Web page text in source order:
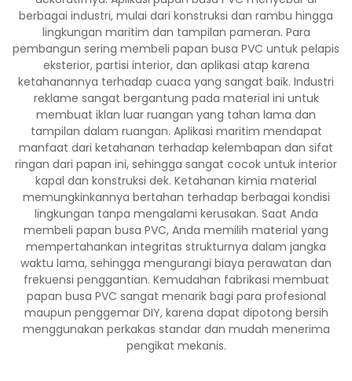
berbagai industri, mulai dari konstruksi dan rambu hingga
lingkungan maritim dan tampilan pameran. Para
pembangun sering membeli papan busa PVC untuk pelapis
eksterior, partisi interior, dan aplikasi atap karena
ketahanannya terhadap cuaca yang sangat baik. Industri
reklame sangat bergantung pada material ini untuk
membuat iklan luar ruangan yang tahan lama dan
tampilan dalam ruangan. Aplikasi maritim mendapat
manfaat dari ketahanan terhadap kelembapan dan sifat
ringan dari papan ini, sehingga sangat cocok untuk interior
kapal dan konstruksi dek. Ketahanan kimia material
memungkinkannya bertahan terhadap berbagai kondisi
lingkungan tanpa mengalami kerusakan. Saat Anda
membeli papan busa PVC, Anda memilih material yang
mempertahankan integritas strukturnya dalam jangka
waktu lama, sehingga mengurangi biaya perawatan dan
frekuensi penggantian. Kemudahan fabrikasi membuat
papan busa PVC sangat menarik bagi para profesional
maupun penggemar DIY, karena dapat dipotong bersih
menggunakan perkakas standar dan mudah menerima
pengikat mekanis.